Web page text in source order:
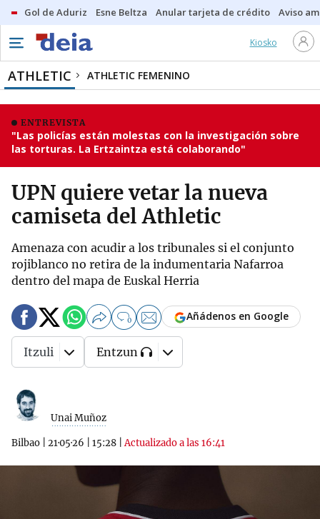
Gol de Aduriz Esne Beltza Anular tarjeta de crédito Aviso
Kiosko
ATHLETIC ATHLETIC FEMENINO
ENTREVISTA
"Las policías están molestas con la investigación sobre
las torturas. La Ertzaintza está colaborando"
UPN quiere vetar la nueva
camiseta del Athletic
Amenaza con acudir a los tribunales si el conjunto
rojiblanco no retira de la indumentaria Nafarroa
dentro del mapa de Euskal Herria
Unai Muñoz
Bilbao 21·05·26 15:28 |Actualizado a las 16:41
0 Añádenos en Google
Itzuli Entzun